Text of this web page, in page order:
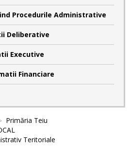
Procedurile Administrative
Deliberative
Executive
Financiare
Primăria Teiu
Teritoriale